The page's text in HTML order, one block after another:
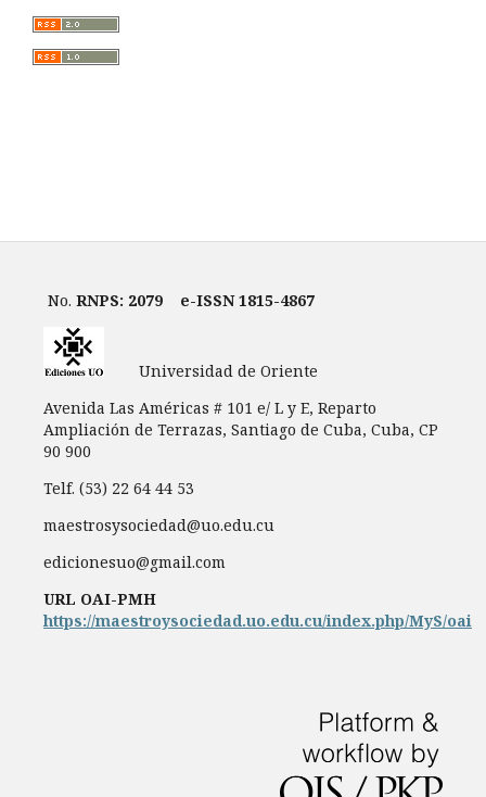
No. RNPS: 2079 e-ISSN 1815-4867
Universidad de Oriente
Avenida Las Américas # 101 e/ L y E, Reparto
Ampliación de Terrazas, Santiago de Cuba, Cuba, CP
90 900
Telf. (53) 22 64 44 53
maestrosysociedad@uo.edu.cu
edicionesuo@gmail.com
URL OAI-PMH
https://maestroysociedad.uo.edu.cu/index.php/MyS/oai